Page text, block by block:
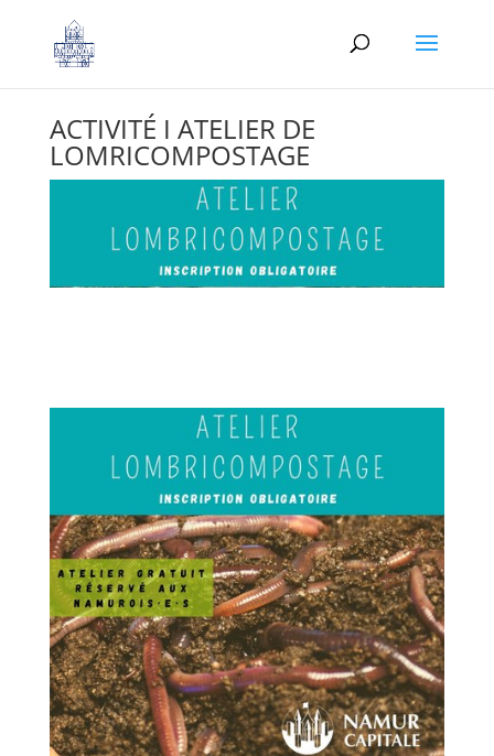
ACTIVITÉ I ATELIER DE
LOMRICOMPOSTAGE